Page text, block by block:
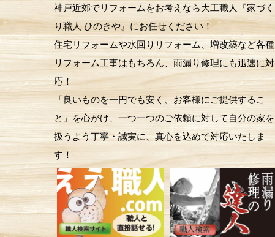
神戸近郊でリフォームをお考えなら大工職人『家づく
り職人 ひのきや』にお任せください！
住宅リフォームや水回りリフォーム、増改築など各種
リフォーム工事はもちろん、雨漏り修理にも迅速に対
応！
「良いものを一円でも安く、お客様にご提供するこ
と」を心がけ、一つ一つのご依頼に対して自分の家を
扱うよう丁寧・誠実に、真心を込めて対応いたしま
す！